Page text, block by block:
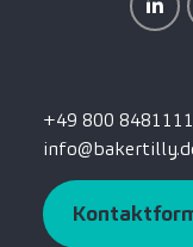
+49 800 8481111